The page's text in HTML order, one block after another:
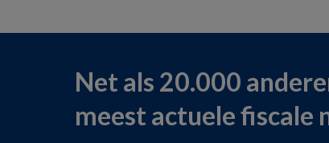
Net als 20.000
meest actuele fiscale